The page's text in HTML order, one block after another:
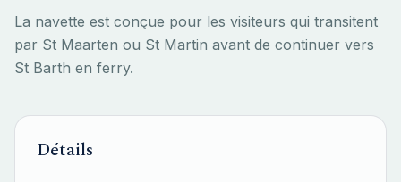
La navette est conçue pour les visiteurs qui transitent
par St Maarten ou St Martin avant de continuer vers
St Barth en ferry.
Détails